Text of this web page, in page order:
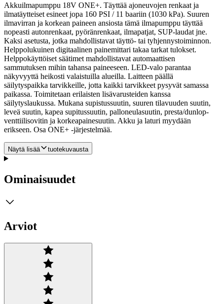
Akkuilmapumppu 18V ONE+. Täyttää ajoneuvojen renkaat ja
ilmatäytteiset esineet jopa 160 PSI / 11 baariin (1030 kPa). Suuren
ilmavirran ja korkean paineen ansiosta tämä ilmapumppu täyttää
nopeasti autonrenkaat, pyöränrenkaat, ilmapatjat, SUP-laudat jne.
Kaksi asetusta, jotka mahdollistavat täyttö- tai tyhjennystoiminnon.
Helppolukuinen digitaalinen painemittari takaa tarkat tulokset.
Helppokäyttöiset säätimet mahdollistavat automaattisen
sammutuksen mihin tahansa paineeseen. LED-valo parantaa
näkyvyyttä heikosti valaistuilla alueilla. Laitteen päällä
säilytyspaikka tarvikkeille, jotta kaikki tarvikkeet pysyvät samassa
paikassa. Toimitetaan erilaisten lisävarusteiden kanssa
säilytyslaukussa. Mukana supistussuutin, suuren tilavuuden suutin,
leveä suutin, kapea supitussuutin, palloneulasuutin, presta/dunlop-
venttiilisovitin ja korkeapainesuutin. Akku ja laturi myydään
erikseen. Osa ONE+ -järjestelmää.
Näytä lisää tuotekuvausta
Ominaisuudet
Arviot